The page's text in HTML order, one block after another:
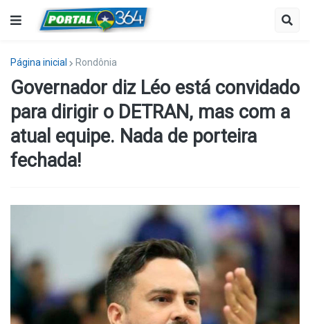
Página inicial Rondônia
Governador diz Léo está convidado
para dirigir o DETRAN, mas com a
atual equipe. Nada de porteira
fechada!